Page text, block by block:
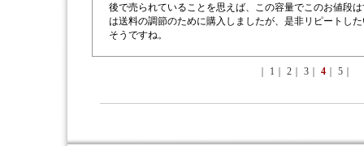
後で売られていることを思えば、この容量でこのお値段
は送料の調節のために購入しましたが、是非リピートし
そうですね。
1 2｜ 3｜ 4｜ 5｜